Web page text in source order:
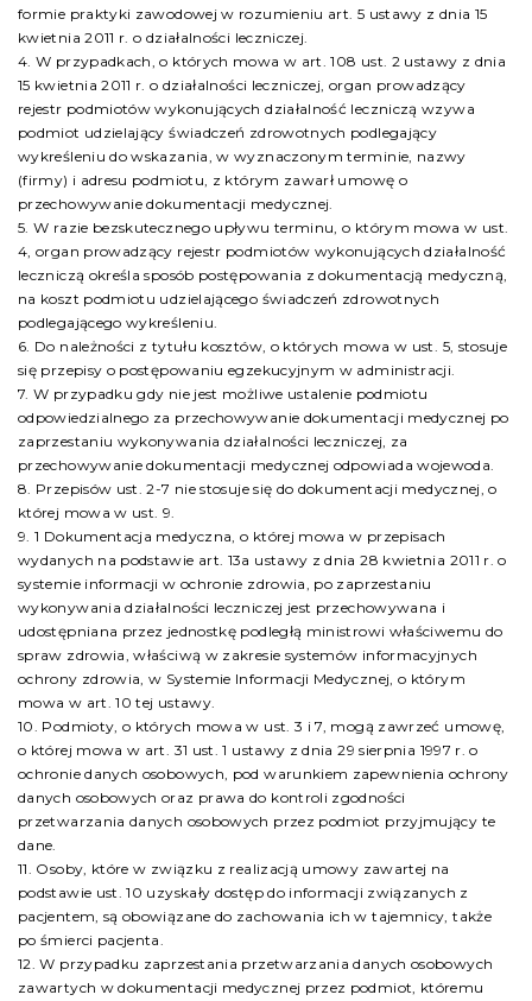
formie praktyki zawodowej w rozumieniu art. 5 ustawy z dnia 15
kwietnia 2011 r. o działalności leczniczej.
4. W przypadkach, o których mowa w art. 108 ust. 2 ustawy z dnia
15 kwietnia 2011 r. o działalności leczniczej, organ prowadzący
rejestr podmiotów wykonujących działalność leczniczą wzywa
podmiot udzielający świadczeń zdrowotnych podlegający
wykreśleniu do wskazania, w wyznaczonym terminie, nazwy
(firmy) i adresu podmiotu, z którym zawarł umowę o
przechowywanie dokumentacji medycznej.
5. W razie bezskutecznego upływu terminu, o którym mowa w ust.
4, organ prowadzący rejestr podmiotów wykonujących działalność
leczniczą określa sposób postępowania z dokumentacją medyczną,
na koszt podmiotu udzielającego świadczeń zdrowotnych
podlegającego wykreśleniu.
6. Do należności z tytułu kosztów, o których mowa w ust. 5, stosuje
się przepisy o postępowaniu egzekucyjnym w administracji.
7. W przypadku gdy nie jest możliwe ustalenie podmiotu
odpowiedzialnego za przechowywanie dokumentacji medycznej po
zaprzestaniu wykonywania działalności leczniczej, za
przechowywanie dokumentacji medycznej odpowiada wojewoda.
8. Przepisów ust. 2-7 nie stosuje się do dokumentacji medycznej, o
której mowa w ust. 9.
9. 1 Dokumentacja medyczna, o której mowa w przepisach
wydanych na podstawie art. 13a ustawy z dnia 28 kwietnia 2011 r. o
systemie informacji w ochronie zdrowia, po zaprzestaniu
wykonywania działalności leczniczej jest przechowywana i
udostępniana przez jednostkę podległą ministrowi właściwemu do
spraw zdrowia, właściwą w zakresie systemów informacyjnych
ochrony zdrowia, w Systemie Informacji Medycznej, o którym
mowa w art. 10 tej ustawy.
10. Podmioty, o których mowa w ust. 3 i 7, mogą zawrzeć umowę,
o której mowa w art. 31 ust. 1 ustawy z dnia 29 sierpnia 1997 r. o
ochronie danych osobowych, pod warunkiem zapewnienia ochrony
danych osobowych oraz prawa do kontroli zgodności
przetwarzania danych osobowych przez podmiot przyjmujący te
dane.
11. Osoby, które w związku z realizacją umowy zawartej na
podstawie ust. 10 uzyskały dostęp do informacji związanych z
pacjentem, są obowiązane do zachowania ich w tajemnicy, także
po śmierci pacjenta.
12. W przypadku zaprzestania przetwarzania danych osobowych
zawartych w dokumentacji medycznej przez podmiot, któremu